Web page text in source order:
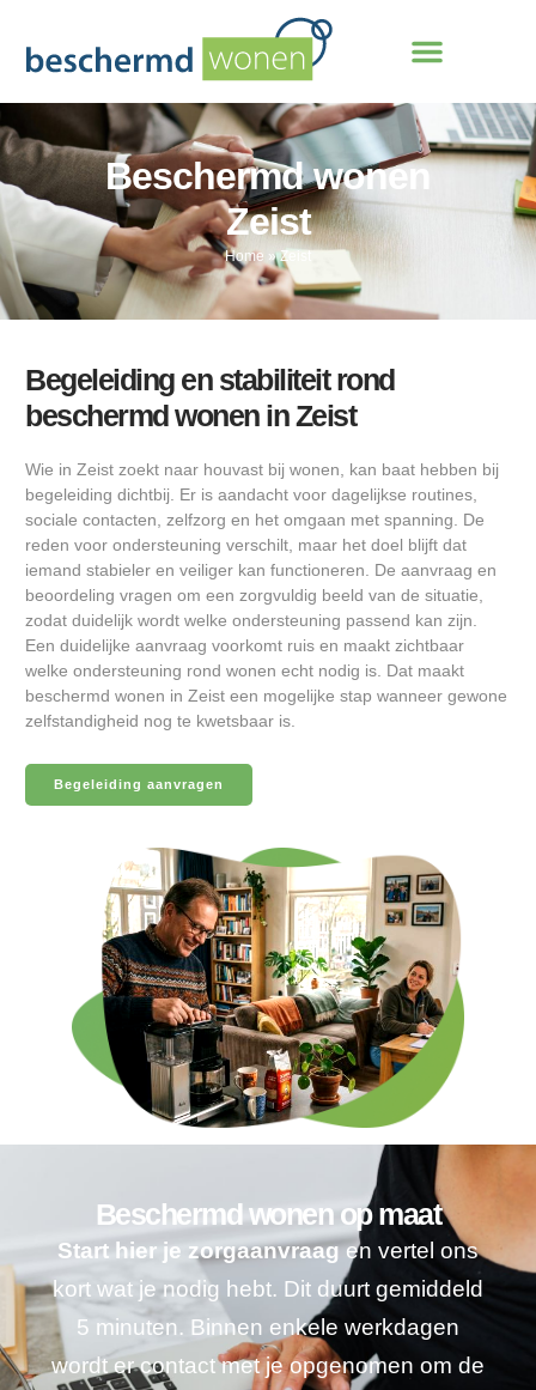
Beschermd wonen
Zeist
Home »Zeist
Begeleiding en stabiliteit rond
beschermd wonen in Zeist
Wie in Zeist zoekt naar houvast bij wonen, kan baat hebben bij
begeleiding dichtbij. Er is aandacht voor dagelijkse routines,
sociale contacten, zelfzorg en het omgaan met spanning. De
reden voor ondersteuning verschilt, maar het doel blijft dat
iemand stabieler en veiliger kan functioneren. De aanvraag en
beoordeling vragen om een zorgvuldig beeld van de situatie,
zodat duidelijk wordt welke ondersteuning passend kan zijn.
Een duidelijke aanvraag voorkomt ruis en maakt zichtbaar
welke ondersteuning rond wonen echt nodig is. Dat maakt
beschermd wonen in Zeist een mogelijke stap wanneer gewone
zelfstandigheid nog te kwetsbaar is.
Begeleiding aanvragen
Beschermd wonen op maat
Start hier je zorgaanvraagen vertel ons
kort wat je nodig hebt. Dit duurt gemiddeld
5 minuten. Binnen enkele werkdagen
wordt er contact met je opgenomen om de